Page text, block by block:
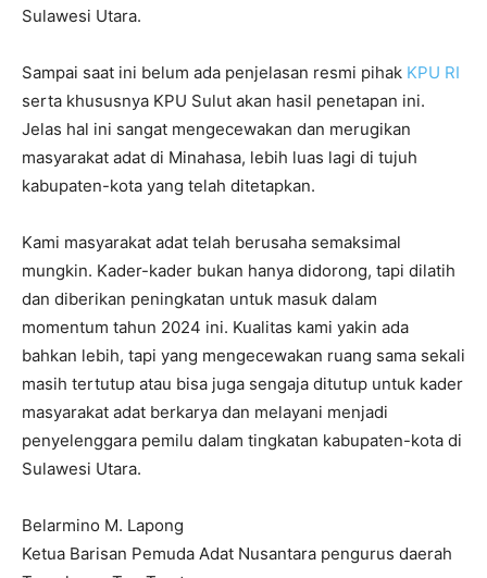
Sulawesi Utara.
Sampai saat ini belum ada penjelasan resmi pihak KPU RI
serta khususnya KPU Sulut akan hasil penetapan ini.
Jelas hal ini sangat mengecewakan dan merugikan
masyarakat adat di Minahasa, lebih luas lagi di tujuh
kabupaten-kota yang telah ditetapkan.
Kami masyarakat adat telah berusaha semaksimal
mungkin. Kader-kader bukan hanya didorong, tapi dilatih
dan diberikan peningkatan untuk masuk dalam
momentum tahun 2024 ini. Kualitas kami yakin ada
bahkan lebih, tapi yang mengecewakan ruang sama sekali
masih tertutup atau bisa juga sengaja ditutup untuk kader
masyarakat adat berkarya dan melayani menjadi
penyelenggara pemilu dalam tingkatan kabupaten-kota di
Sulawesi Utara.
Belarmino M. Lapong
Ketua Barisan Pemuda Adat Nusantara pengurus daerah